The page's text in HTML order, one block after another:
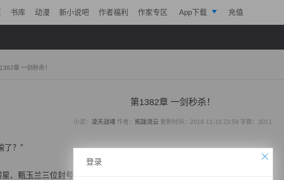
书库 动漫 新小说吧 作者福利 作家专区 App下载 充值
章 一剑秒杀！
第1382章 一剑秒杀！
小说： 凌天战魂作者： 拓跋流云更新时间：2018-11-19 23:59 字数：3011
？”
甄玉兰三位封号至尊，同时开口问道。
登录